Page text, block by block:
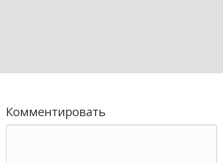
Комментировать